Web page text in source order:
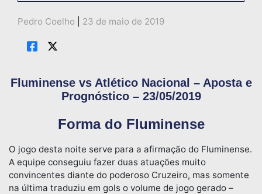
Pedro Coelho 23 de maio de 2019
Fluminense vs Atlético Nacional – Aposta e
Prognóstico – 23/05/2019
Forma do Fluminense
O jogo desta noite serve para a afirmação do Fluminense.
A equipe conseguiu fazer duas atuações muito
convincentes diante do poderoso Cruzeiro, mas somente
na última traduziu em gols o volume de jogo gerado –